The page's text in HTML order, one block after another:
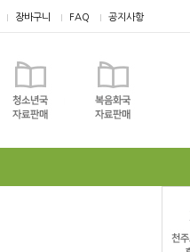
장바구니 FAQ 공지사항